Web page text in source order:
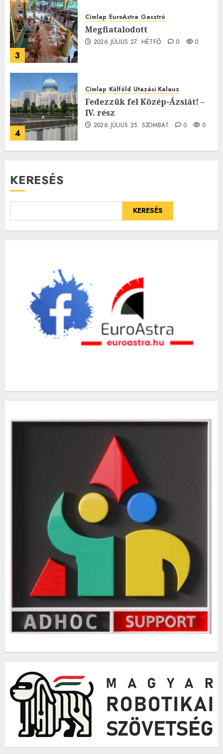
3
Címlap EuroAstra Gasztró
Megfiatalodott
2026.JÚLIUS.27. HÉTFŐ. 0 0
4
Címlap Külföld Utazási Kalauz
Fedezzük fel Közép-Ázsiát! –
IV. rész
2026.JÚLIUS.25. SZOMBAT. 0 0
KERESÉS
KERESÉS